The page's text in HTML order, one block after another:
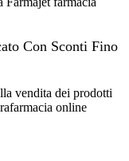
Con Sconti Fino
vendita dei prodotti
online